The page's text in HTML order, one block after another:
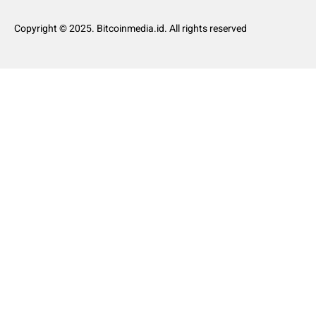
Copyright © 2025. Bitcoinmedia.id. All rights reserved